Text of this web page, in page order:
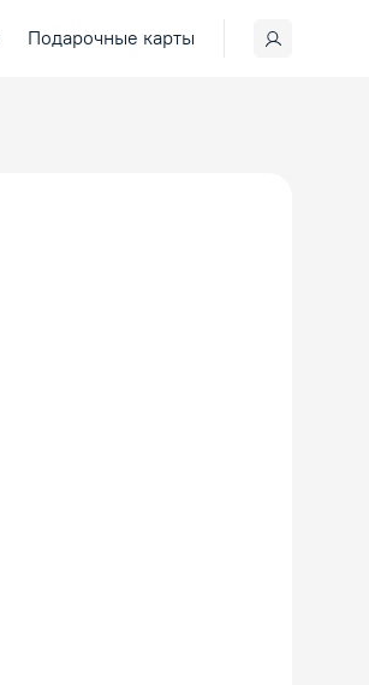
Подарочные карты